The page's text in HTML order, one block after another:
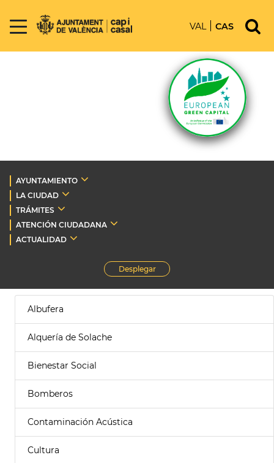
VAL CAS
AYUNTAMIENTO
LA CIUDAD
TRÁMITES
ATENCIÓN CIUDADANA
ACTUALIDAD
Desplegar
Albufera
Alquería de Solache
Bienestar Social
Bomberos
Contaminación Acústica
Cultura